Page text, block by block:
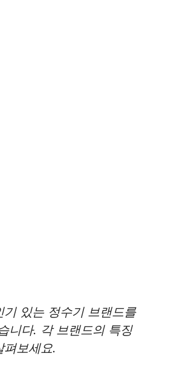
기 있는 정수기 브랜드를
니다. 각 브랜드의 특징
펴보세요.